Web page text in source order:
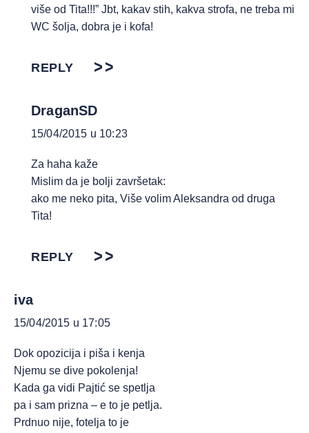
više od Tita!!!” Jbt, kakav stih, kakva strofa, ne treba mi
WC šolja, dobra je i kofa!
REPLY
DraganSD
15/04/2015 u 10:23
Za haha kaže
Mislim da je bolji završetak:
ako me neko pita, Više volim Aleksandra od druga
Tita!
REPLY
iva
15/04/2015 u 17:05
Dok opozicija i piša i kenja
Njemu se dive pokolenja!
Kada ga vidi Pajtić se spetlja
pa i sam prizna – e to je petlja.
Prdnuo nije, fotelja to je